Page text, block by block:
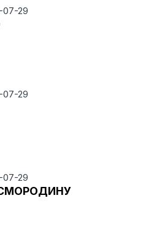
07-29
07-29
07-29